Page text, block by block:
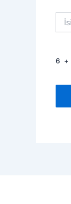
İsim*
6 +